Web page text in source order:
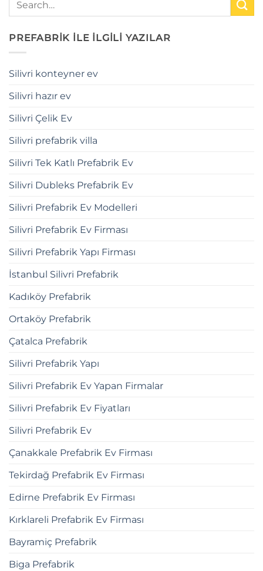
PREFABRİK İLE İLGİLİ YAZILAR
Silivri konteyner ev
Silivri hazır ev
Silivri Çelik Ev
Silivri prefabrik villa
Silivri Tek Katlı Prefabrik Ev
Silivri Dubleks Prefabrik Ev
Silivri Prefabrik Ev Modelleri
Silivri Prefabrik Ev Firması
Silivri Prefabrik Yapı Firması
İstanbul Silivri Prefabrik
Kadıköy Prefabrik
Ortaköy Prefabrik
Çatalca Prefabrik
Silivri Prefabrik Yapı
Silivri Prefabrik Ev Yapan Firmalar
Silivri Prefabrik Ev Fiyatları
Silivri Prefabrik Ev
Çanakkale Prefabrik Ev Firması
Tekirdağ Prefabrik Ev Firması
Edirne Prefabrik Ev Firması
Kırklareli Prefabrik Ev Firması
Bayramiç Prefabrik
Biga Prefabrik